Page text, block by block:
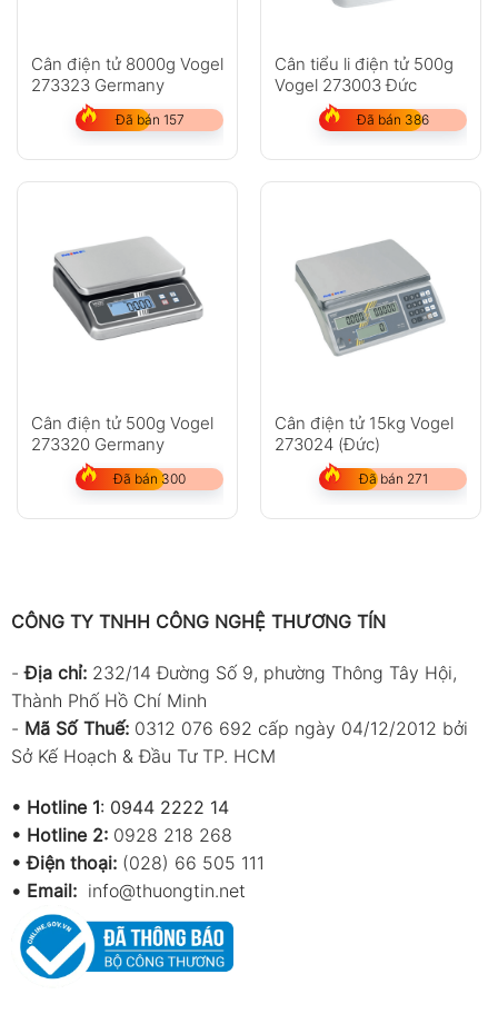
Cân điện tử 8000g Vogel
273323 Germany
Đã bán 157
Cân tiểu li điện tử 500g
Vogel 273003 Đức
Đã bán 386
Cân điện tử 500g Vogel
273320 Germany
Đã bán 300
Cân điện tử 15kg Vogel
273024 (Đức)
Đã bán 271
CÔNG TY TNHH CÔNG NGHỆ THƯƠNG TÍN
-Địa chỉ: 232/14 Đường Số 9, phường Thông Tây Hội,
Thành Phố Hồ Chí Minh
- Mã Số Thuế: 0312 076 692 cấp ngày 04/12/2012 bởi
Sở Kế Hoạch & Đầu Tư TP. HCM
• Hotline 1: 0944 2222 14
• Hotline 2: 0928 218 268
• Điện thoại: (028) 66 505 111
• Email: info@thuongtin.net